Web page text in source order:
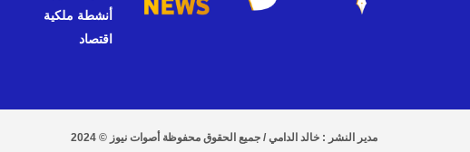
أنشطة ملكية
اقتصاد
مدير النشر : خالد الدامي / جميع الحقوق محفوظة أصوات نيوز © 2024